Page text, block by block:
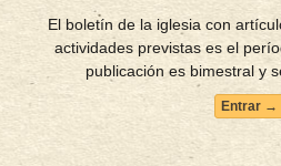
El boletín de la iglesia con
actividades previstas es el
publicación es bimestral y
Entrar →